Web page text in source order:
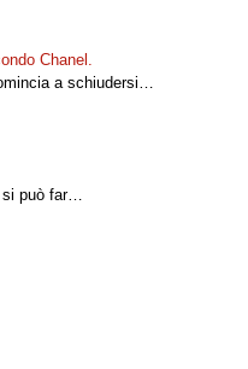
Chanel.
a schiudersi…
può far…